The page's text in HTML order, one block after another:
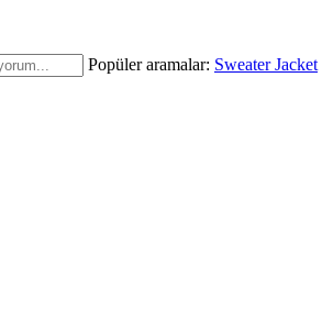
Popüler aramalar: SweaterJacket